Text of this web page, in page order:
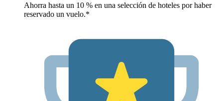
Ahorra hasta un 10 % en una selección de hoteles por haber
reservado un vuelo.*